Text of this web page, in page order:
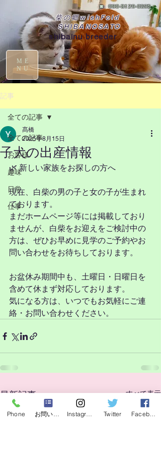
☎090-8129-0395
柴の郷wishFold
SHIBANOSATO
shibainu breeder
ME
NU
記事
全ての記事
お客様
趣味
日常
仕事
全ての記事
子犬の出産情報
髙橋
2025年8月15日
🌿 新しい家族をお探しの方へ
現在、白柴の男の子と女の子が生まれ
ております。
まだホームページ等には掲載しており
ませんが、白柴をお迎えをご検討中の
方は、ぜひお早めに見学のご予約やお
問い合わせをお待ちしております。
お盆休み期間中も、土曜日・日曜日を
含めて休まず対応しております。
気になる方は、いつでもお気軽にご連
絡・お問い合わせください。
最新記事 すべて表示
Phone Twitter